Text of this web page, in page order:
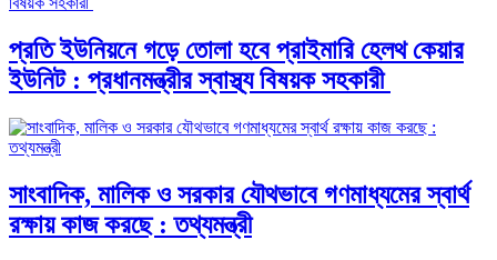
প্রতি ইউনিয়নে গড়ে তোলা হবে প্রাইমারি হেলথ কেয়ার
ইউনিট : প্রধানমন্ত্রীর স্বাস্থ্য বিষয়ক সহকারী
সাংবাদিক, মালিক ও সরকার যৌথভাবে গণমাধ্যমের স্বার্থ
রক্ষায় কাজ করছে : তথ্যমন্ত্রী